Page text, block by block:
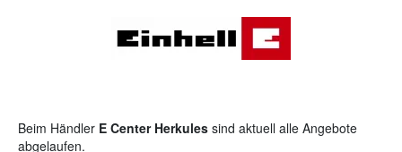
Beim Händler E Center Herkules sind aktuell alle Angebote
abgelaufen.